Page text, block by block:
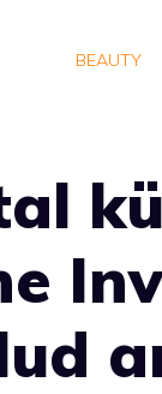
BEAUTY